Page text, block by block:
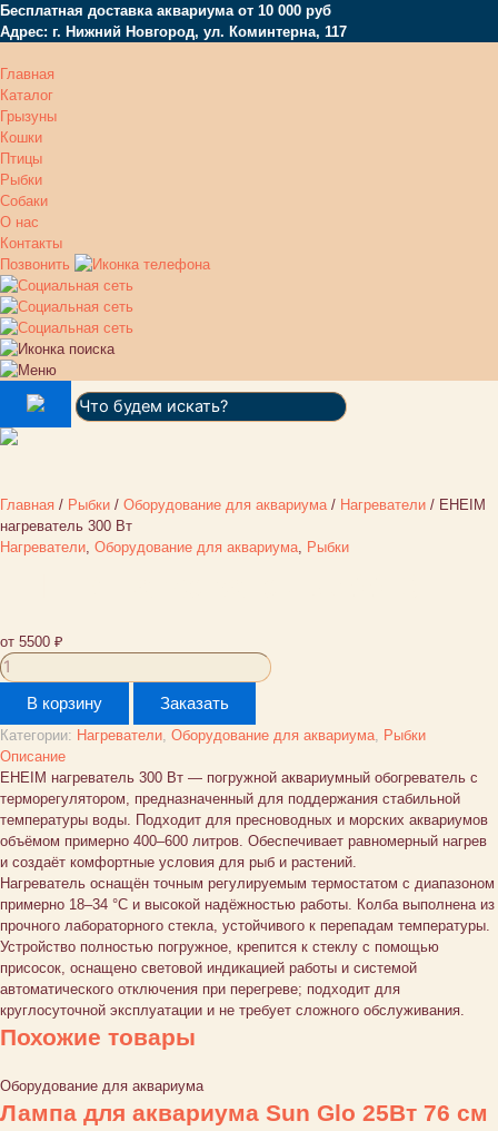
Бесплатная доставка аквариума от 10 000 руб
Адрес: г. Нижний Новгород, ул. Коминтерна, 117
Главная
Каталог
Грызуны
Кошки
Птицы
Рыбки
Собаки
О нас
Контакты
Позвонить
Поиск:
Главная / Рыбки / Оборудование для аквариума / Нагреватели / EHEIM
нагреватель 300 Вт
Нагреватели Оборудование для аквариума Рыбки
от 5500 ₽
Количество
товара
EHEIM
нагреватель
300
Вт
В корзину Заказать
Категории: Нагреватели Оборудование для аквариума Рыбки
Описание
EHEIM нагреватель 300 Вт — погружной аквариумный обогреватель с
терморегулятором, предназначенный для поддержания стабильной
температуры воды. Подходит для пресноводных и морских аквариумов
объёмом примерно 400–600 литров. Обеспечивает равномерный нагрев
и создаёт комфортные условия для рыб и растений.
Нагреватель оснащён точным регулируемым термостатом с диапазоном
примерно 18–34 °C и высокой надёжностью работы. Колба выполнена из
прочного лабораторного стекла, устойчивого к перепадам температуры.
Устройство полностью погружное, крепится к стеклу с помощью
присосок, оснащено световой индикацией работы и системой
автоматического отключения при перегреве; подходит для
круглосуточной эксплуатации и не требует сложного обслуживания.
Похожие товары
Оборудование для аквариума
Лампа для аквариума Sun Glo 25Вт 76 см